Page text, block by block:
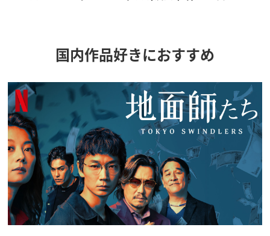
国内作品好きにおすすめ